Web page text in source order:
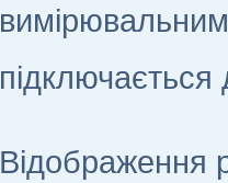
Відображення